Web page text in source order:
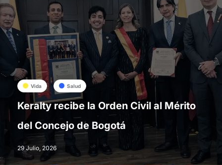
Vida Salud
Keralty recibe la Orden Civil al Mérito
del Concejo de Bogotá
29 Julio, 2026